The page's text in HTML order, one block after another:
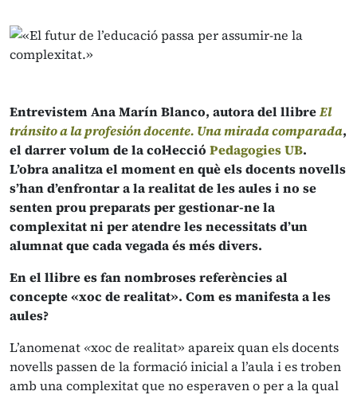
Entrevistem Ana Marín Blanco, autora del llibreEl
tránsito a la profesión docente. Una mirada comparada,
el darrer volum de la col·lecció Pedagogies UB.
L’obra analitza el moment en què els docents novells
s’han d’enfrontar a la realitat de les aules i no se
senten prou preparats per gestionar-ne la
complexitat ni per atendre les necessitats d’un
alumnat que cada vegada és més divers.
En el llibre es fan nombroses referències al
concepte «xoc de realitat». Com es manifesta a les
aules?
L’anomenat «xoc de realitat» apareix quan els docents
novells passen de la formació inicial a l’aula i es troben
amb una complexitat que no esperaven o per a la qual